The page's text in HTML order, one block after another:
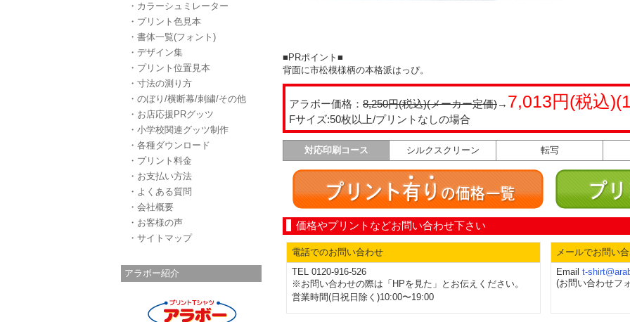
・カラーシュミレーター
・プリント色見本
・書体一覧(フォント)
・デザイン集
・プリント位置見本
・寸法の測り方
・のぼり/横断幕/刺繍/その他
・お店応援PRグッツ
・小学校関連グッツ制作
・各種ダウンロード
・プリント料金
・お支払い方法
・よくある質問
・会社概要
・お客様の声
・サイトマップ
アラボー紹介
■PRポイント■
背面に市松模様柄の本格派はっぴ。
アラボー価格： 8,250円(税込)(メーカー定価)→ 7,013円(税込
Fサイズ:50枚以上/プリントなしの場合
対応印刷コース シルクスクリーン 転写
価格やプリントなどお問い合わせ下さい
電話でのお問い合わせ
TEL 0120-916-526
※お問い合わせの際は「HPを見た」とお伝えください。
営業時間(日祝日除く)10:00〜19:00
メールでお問い
Email t-
(お問い合わせフ